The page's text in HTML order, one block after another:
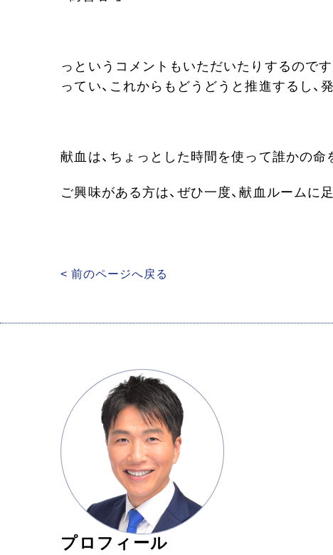
っというコメントもいただいたりするので
ってい、これからもどうどうと推進するし、
献血は、ちょっとした時間を使って誰かの命
ご興味がある方は、ぜひ一度、献血ルームに
< 前のページへ戻る
プロフィール